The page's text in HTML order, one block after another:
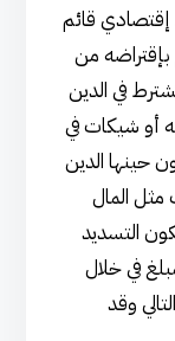
إقتصادي قائم
من
في الدين
أو شيكات في
حينها الدين
المال
التسديد
في خلال
وقد